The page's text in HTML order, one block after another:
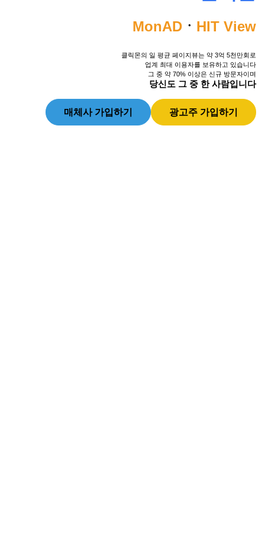
MonAD ㆍ HIT View
클릭몬의 일 평균 페이지뷰는 약 3억 5천만회로
업계 최대 이용자를 보유하고 있습니다
그 중 약 70% 이상은 신규 방문자이며
당신도 그 중 한 사람입니다
매체사 가입하기 광고주 가입하기